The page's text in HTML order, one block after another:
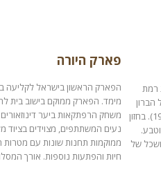
רמת
בנימין (אדמונד) דה רוטשילד (חוק רמת הנדיב, 1958). בחזון
של
פארק היורה
הפארק הראשון בישראל לקליעה
מימד. הפארק ממוקם בישוב בית
משחק הרפתקאות ביער
נעים המשתתפים, מצוידים
ממוקמות תחנות שונות עם מטרות
חיות והפתעות נוספות. אורך